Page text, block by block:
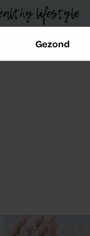
lifestyle
Gezond